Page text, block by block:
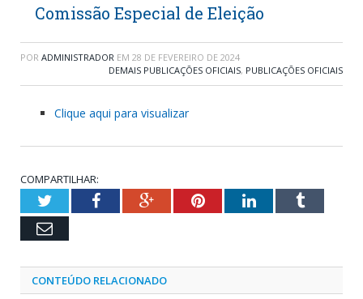
Comissão Especial de Eleição
POR ADMINISTRADOR EM 28 DE FEVEREIRO DE 2024
DEMAIS PUBLICAÇÕES OFICIAIS, PUBLICAÇÕES OFICIAIS
Clique aqui para visualizar
COMPARTILHAR:
TwitterFacebookGoogle+PinterestLinkedInTumblr
Email
CONTEÚDO RELACIONADO